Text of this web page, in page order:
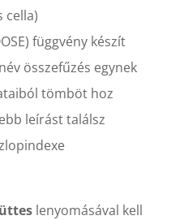
cella)
függvény készít
összefűzés egynek
tömböt hoz
leírást találsz
lenyomásával kell